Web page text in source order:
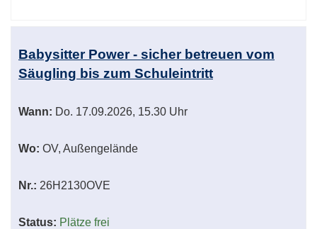
Babysitter Power - sicher betreuen vom
Säugling bis zum Schuleintritt
Wann: Do. 17.09.2026, 15.30 Uhr
Wo: OV, Außengelände
Nr.: 26H2130OVE
Status: Plätze frei